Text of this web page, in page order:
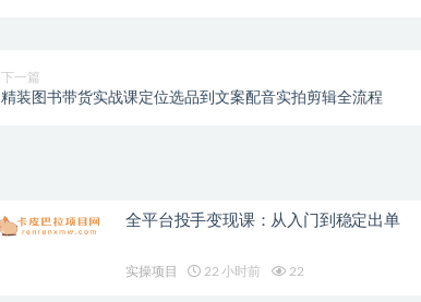
下一篇
精装图书带货实战课定位选品到文案配音实拍剪辑全流程
全平台投手变现课：从入门到稳定出单
实操项目 22 小时前 22